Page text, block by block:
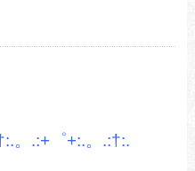
。.:+゜+:.。.:†:.